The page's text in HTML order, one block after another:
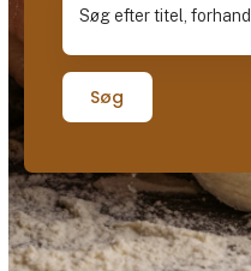
Søg